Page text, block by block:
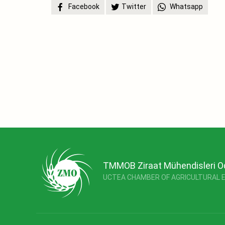
Facebook
Twitter Whatsapp
TMMOB Ziraat Mühendisleri
UCTEA CHAMBER OF AGRICULTURAL